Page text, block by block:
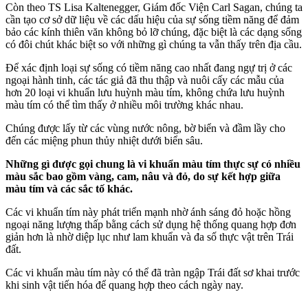
Còn theo TS Lisa Kaltenegger, Giám đốc Viện Carl Sagan, chúng ta
cần tạo cơ sở dữ liệu về các dấu hiệu của sự sống tiềm năng để đảm
bảo các kính thiên văn không bỏ lỡ chúng, đặc biệt là các dạng sống
có đôi chút khác biệt so với những gì chúng ta vẫn thấy trên địa cầu.
Để xác định loại sự sống có tiềm năng cao nhất đang ngự trị ở các
ngoại hành tinh, các tác giả đã thu thập và nuôi cấy các mẫu của
hơn 20 loại vi khuẩn lưu huỳnh màu tím, không chứa lưu huỳnh
màu tím có thể tìm thấy ở nhiều môi trường khác nhau.
Chúng được lấy từ các vùng nước nông, bờ biển và đầm lầy cho
đến các miệng phun thủy nhiệt dưới biển sâu.
Những gì được gọi chung là vi khuẩn màu tím thực sự có nhiều
màu sắc bao gồm vàng, cam, nâu và đỏ, do sự kết hợp giữa
màu tím và các sắc tố khác.
Các vi khuẩn tím này phát triển mạnh nhờ ánh sáng đỏ hoặc hồng
ngoại năng lượng thấp bằng cách sử dụng hệ thống quang hợp đơn
giản hơn là nhờ diệp lục như lam khuẩn và đa số thực vật trên Trái
đất.
Các vi khuẩn màu tím này có thể đã tràn ngập Trái đất sơ khai trước
khi sinh vật tiến hóa để quang hợp theo cách ngày nay.